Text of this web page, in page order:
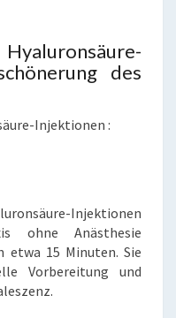
des
Injektionen :
Injektionen
ohne Anästhesie
etwa 15 Minuten. Sie
Vorbereitung und